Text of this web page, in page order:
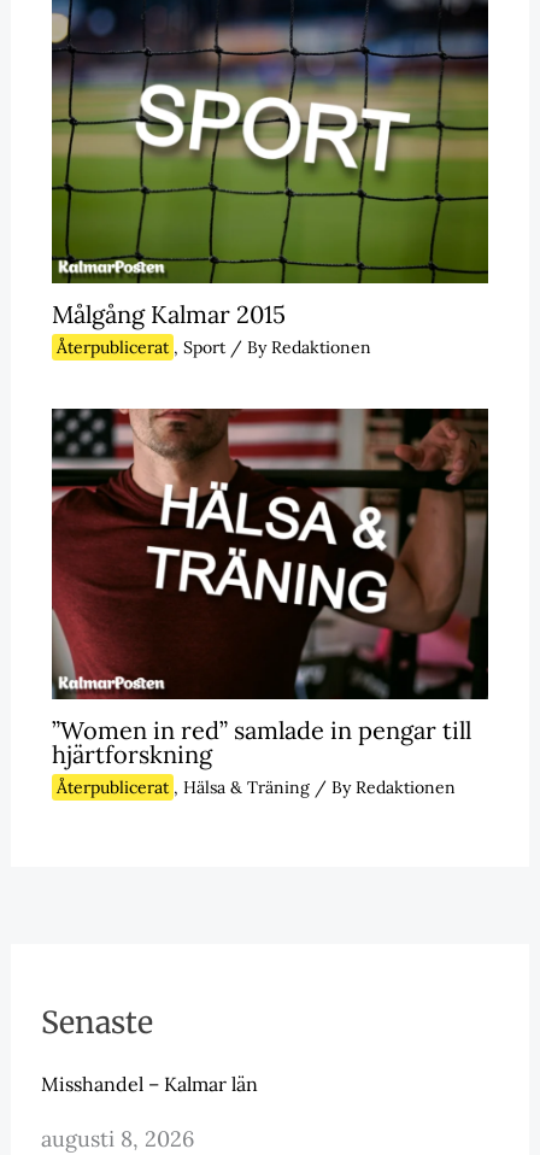
Målgång Kalmar 2015
Återpublicerat , Sport/ ByRedaktionen
”Women in red” samlade in pengar till
hjärtforskning
Återpublicerat , Hälsa & Träning/ ByRedaktionen
Senaste
Misshandel – Kalmar län
augusti 8, 2026